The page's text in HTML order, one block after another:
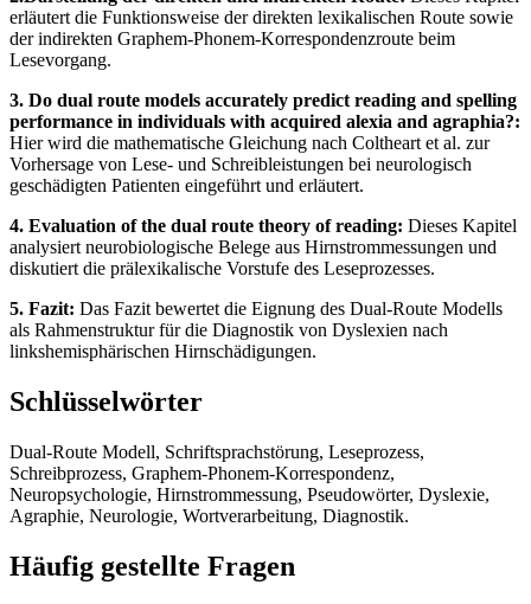
erläutert die Funktionsweise der direkten lexikalischen Route sowie
der indirekten Graphem-Phonem-Korrespondenzroute beim
Lesevorgang.
3. Do dual route models accurately predict reading and spelling
performance in individuals with acquired alexia and agraphia?:
Hier wird die mathematische Gleichung nach Coltheart et al. zur
Vorhersage von Lese- und Schreibleistungen bei neurologisch
geschädigten Patienten eingeführt und erläutert.
4. Evaluation of the dual route theory of reading: Dieses Kapitel
analysiert neurobiologische Belege aus Hirnstrommessungen und
diskutiert die prälexikalische Vorstufe des Leseprozesses.
5. Fazit: Das Fazit bewertet die Eignung des Dual-Route Modells
als Rahmenstruktur für die Diagnostik von Dyslexien nach
linkshemisphärischen Hirnschädigungen.
Schlüsselwörter
Dual-Route Modell, Schriftsprachstörung, Leseprozess,
Schreibprozess, Graphem-Phonem-Korrespondenz,
Neuropsychologie, Hirnstrommessung, Pseudowörter, Dyslexie,
Agraphie, Neurologie, Wortverarbeitung, Diagnostik.
Häufig gestellte Fragen